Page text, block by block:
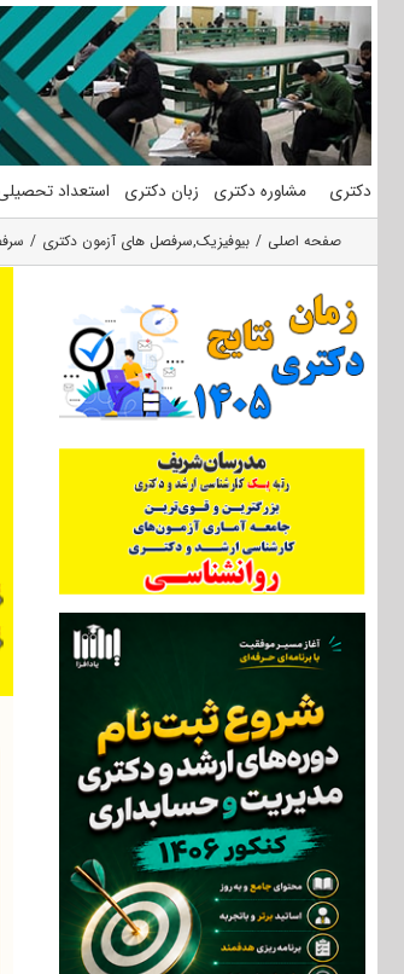
محتوا
دکتری مشاوره دکتری زبان دکتری استعداد
صفحه اصلی بیوفیزیک,سرفصل های آزمون دکتری